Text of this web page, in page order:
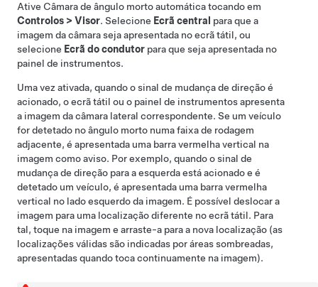
Ative Câmara de ângulo morto automáticatocando em
Controlos > Visor. Selecione Ecrã central para que a
imagem da câmara seja apresentada no ecrã tátil, ou
selecione Ecrã do condutor para que seja apresentada no
painel de instrumentos.
Uma vez ativada, quando o sinal de mudança de direção é
acionado, o ecrã tátil ou o painel de instrumentosapresenta
a imagem da câmara lateral correspondente. Se um veículo
for detetado no ângulo morto numa faixa de rodagem
adjacente, é apresentada uma barra vermelha vertical na
imagem como aviso. Por exemplo, quando o sinal de
mudança de direção para a esquerda está acionado e é
detetado um veículo, é apresentada uma barra vermelha
vertical no lado esquerdo da imagem. É possível deslocar a
imagem para uma localização diferente no ecrã tátil. Para
tal, toque na imagem e arraste-a para a nova localização (as
localizações válidas são indicadas por áreas sombreadas,
apresentadas quando toca continuamente na imagem).